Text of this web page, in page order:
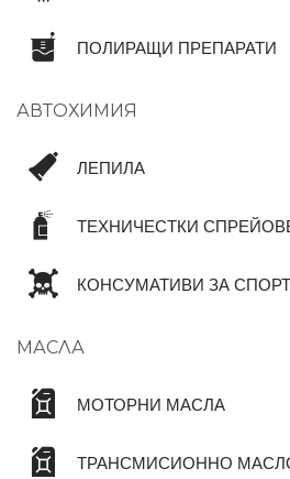
ПОЛИРАЩИ ПРЕПАРАТИ
АВТОХИМИЯ
ЛЕПИЛА
ТЕХНИЧЕСТКИ
КОНСУМАТИВИ ЗА
МАСЛА
МОТОРНИ МАСЛА
ТРАНСМИСИОННО